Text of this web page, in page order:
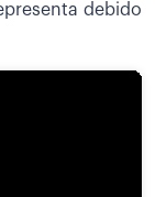
debido